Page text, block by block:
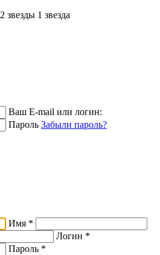
2 звeзды 1 звeзда
Ваш E-mail или логин:
Пароль Забыли пароль?
Имя *
Логин *
Пароль *